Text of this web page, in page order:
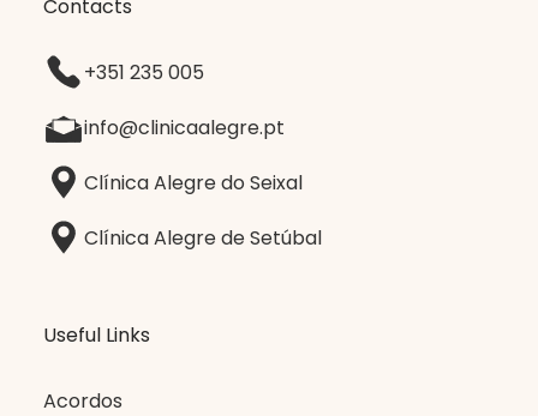
Contacts
+351 235 005
info@clinicaalegre.pt
Clínica Alegre do Seixal
Clínica Alegre de Setúbal
Useful Links
Acordos